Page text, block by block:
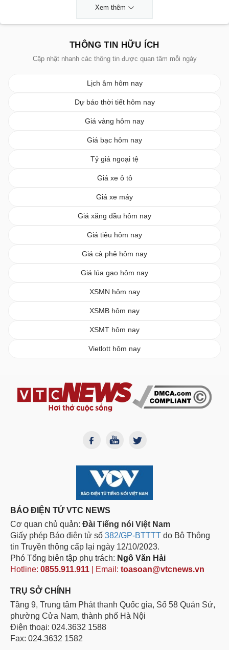
Xem thêm
THÔNG TIN HỮU ÍCH
Cập nhật nhanh các thông tin được quan tâm mỗi ngày
Lịch âm hôm nay
Dự báo thời tiết hôm nay
Giá vàng hôm nay
Giá bạc hôm nay
Tỷ giá ngoại tệ
Giá xe ô tô
Giá xe máy
Giá xăng dầu hôm nay
Giá tiêu hôm nay
Giá cà phê hôm nay
Giá lúa gạo hôm nay
XSMN hôm nay
XSMB hôm nay
XSMT hôm nay
Vietlott hôm nay
BÁO ĐIỆN TỬ VTC NEWS
Cơ quan chủ quản: Đài Tiếng nói Việt Nam
Giấy phép Báo điện tử số 382/GP-BTTTT do Bộ Thông
tin Truyền thông cấp lại ngày 12/10/2023.
Phó Tổng biên tập phụ trách: Ngô Văn Hải
Hotline: 0855.911.911 | Email: toasoan@vtcnews.vn
TRỤ SỞ CHÍNH
Tầng 9, Trung tâm Phát thanh Quốc gia, Số 58 Quán Sứ,
phường Cửa Nam, thành phố Hà Nội
Điện thoại: 024.3632 1588
Fax: 024.3632 1582